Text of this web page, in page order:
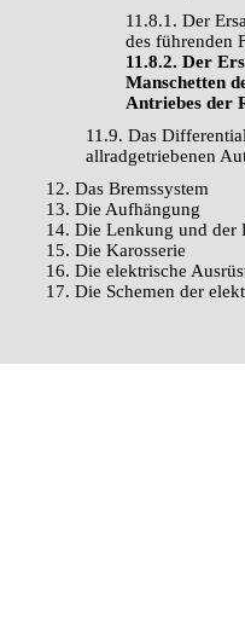
11.8.1. Der
des führenden
11.8.2. Der
Manschetten
Antriebes der
11.9. Das
allradgetriebenen
12. Das Bremssystem
13. Die Aufhängung
14. Die Lenkung und der
15. Die Karosserie
16. Die elektrische
17. Die Schemen der